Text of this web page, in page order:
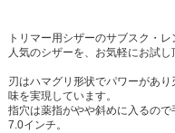
トリマー用シザーのサブスク・レ
人気のシザーを、お気軽にお試し
刃はハマグリ形状でパワーがあ
味を実現しています。
指穴は薬指がやや斜めに入るので
7.0インチ。